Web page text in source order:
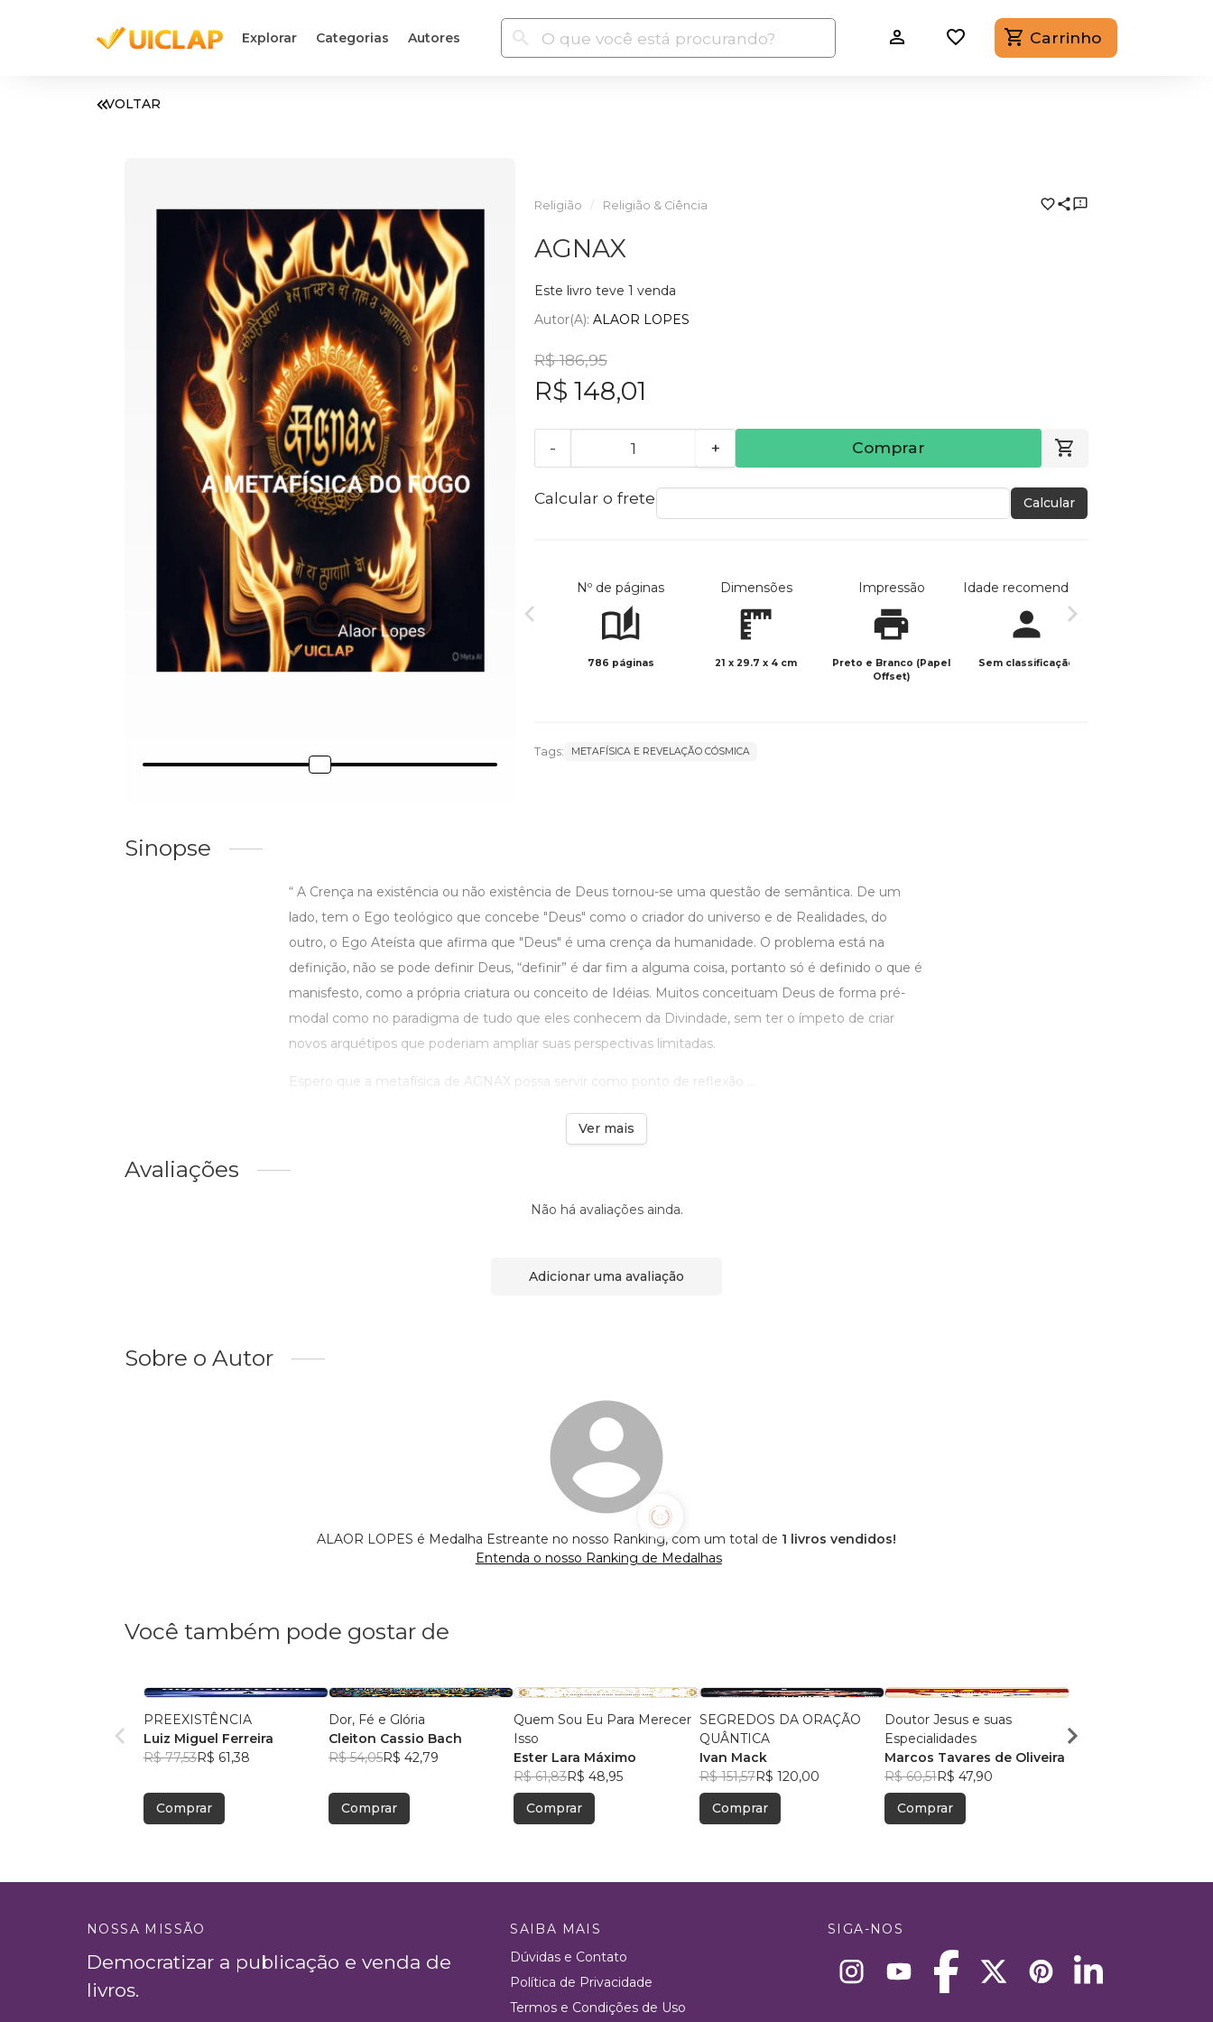
Explorar Categorias Autores Carrinho
VOLTAR
Religião Religião & Ciência
AGNAX
Este livro teve 1 venda
Autor(a): ALAOR LOPES
R$ 186,95
R$ 148,01
- + Comprar
Calcular o frete Calcular
Nº de páginas
786 páginas
Dimensões
21 x 29.7 x 4 cm
Impressão
Preto e Branco (Papel
Offset)
Idade recomendada
Sem classificação
Tags: METAFÍSICA E REVELAÇÃO CÓSMICA
Sinopse
“ A Crença na existência ou não existência de Deus tornou-se uma questão de semântica. De um
lado, tem o Ego teológico que concebe "Deus" como o criador do universo e de Realidades, do
outro, o Ego Ateísta que afirma que "Deus" é uma crença da humanidade. O problema está na
definição, não se pode definir Deus, “definir” é dar fim a alguma coisa, portanto só é definido o que é
manisfesto, como a própria criatura ou conceito de Idéias. Muitos conceituam Deus de forma pré-
modal como no paradigma de tudo que eles conhecem da Divindade, sem ter o ímpeto de criar
novos arquétipos que poderiam ampliar suas perspectivas limitadas.
Espero que a metafísica de AGNAX possa servir como ponto de reflexão ...
Ver mais
Avaliações
Não há avaliações ainda.
Adicionar uma avaliação
Sobre o Autor
ALAOR LOPES é Medalha Estreante no nosso Ranking, com um total de 1 livros vendidos!
Entenda o nosso Ranking de Medalhas
Você também pode gostar de
PREEXISTÊNCIA
Luiz Miguel Ferreira
R$ 77,53R$ 61,38
Comprar
Dor, Fé e Glória
Cleiton Cassio Bach
R$ 54,05R$ 42,79
Comprar
Quem Sou Eu Para Merecer
Isso
Ester Lara Máximo
R$ 61,83R$ 48,95
Comprar
SEGREDOS DA ORAÇÃO
QUÂNTICA
Ivan Mack
R$ 151,57R$ 120,00
Comprar
Doutor Jesus e suas
Especialidades
Marcos Tavares de Oliveira
R$ 60,51R$ 47,90
Comprar
PHXYAN
NOSSA MISSÃO
Democratizar a publicação e venda de
livros.
SAIBA MAIS
Dúvidas e Contato
Política de Privacidade
Termos e Condições de Uso
SIGA-NOS